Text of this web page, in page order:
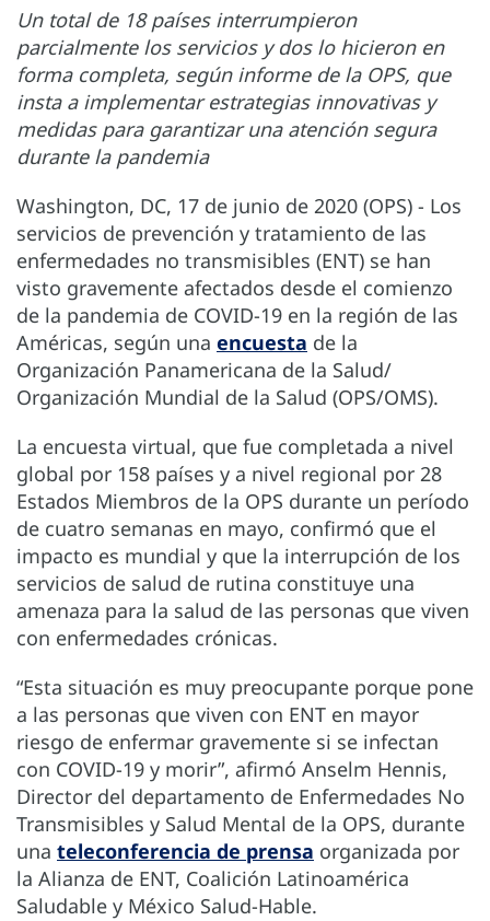
Un total de 18 países interrumpieron
parcialmente los servicios y dos lo hicieron en
forma completa, según informe de la OPS, que
insta a implementar estrategias innovativas y
medidas para garantizar una atención segura
durante la pandemia
Washington, DC, 17 de junio de 2020 (OPS) - Los
servicios de prevención y tratamiento de las
enfermedades no transmisibles (ENT) se han
visto gravemente afectados desde el comienzo
de la pandemia de COVID-19 en la región de las
Américas, según una encuesta de la
Organización Panamericana de la Salud/
Organización Mundial de la Salud (OPS/OMS).
La encuesta virtual, que fue completada a nivel
global por 158 países y a nivel regional por 28
Estados Miembros de la OPS durante un período
de cuatro semanas en mayo, confirmó que el
impacto es mundial y que la interrupción de los
servicios de salud de rutina constituye una
amenaza para la salud de las personas que viven
con enfermedades crónicas.
“Esta situación es muy preocupante porque pone
a las personas que viven con ENT en mayor
riesgo de enfermar gravemente si se infectan
con COVID-19 y morir”, afirmó Anselm Hennis,
Director del departamento de Enfermedades No
Transmisibles y Salud Mental de la OPS, durante
una teleconferencia de prensa organizada por
la Alianza de ENT, Coalición Latinoamérica
Saludable y México Salud-Hable.